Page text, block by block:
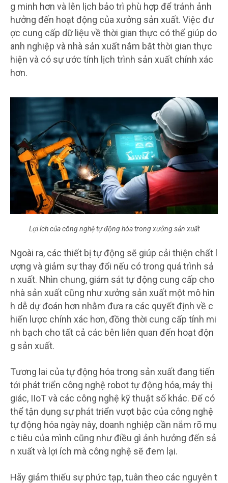
g minh hơn và lên lịch bảo trì phù hợp để tránh ảnh
hưởng đến hoạt động của xưởng sản xuất. Việc đư
ợc cung cấp dữ liệu về thời gian thực có thể giúp do
anh nghiệp và nhà sản xuất nắm bắt thời gian thực
hiện và có sự ước tính lịch trình sản xuất chính xác
hơn.
Lợi ích của công nghệ tự động hóa trong xưởng sản xuất
Ngoài ra, các thiết bị tự động sẽ giúp cải thiện chất l
ượng và giảm sự thay đổi nếu có trong quá trình sả
n xuất. Nhìn chung, giám sát tự động cung cấp cho
nhà sản xuất cũng như xưởng sản xuất một mô hìn
h dễ dự đoán hơn nhằm đưa ra các quyết định về c
hiến lược chính xác hơn, đồng thời cung cấp tính mi
nh bạch cho tất cả các bên liên quan đến hoạt độn
g sản xuất.
Tương lai của tự động hóa trong sản xuất đang tiến
tới phát triển công nghệ robot tự động hóa, máy thị
giác, IIoT và các công nghệ kỹ thuật số khác. Để có
thể tận dụng sự phát triển vượt bậc của công nghệ
tự động hóa ngày này, doanh nghiệp cần nắm rõ mụ
c tiêu của mình cũng như điều gì ảnh hưởng đến sả
n xuất và lợi ích mà công nghệ sẽ đem lại.
Hãy giảm thiểu sự phức tạp, tuân theo các nguyên t